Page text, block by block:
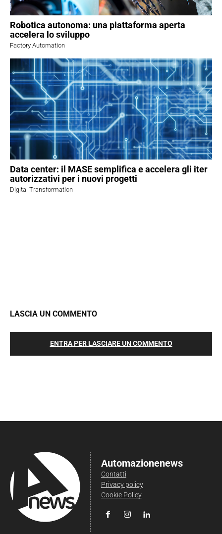
Robotica autonoma: una piattaforma aperta
accelera lo sviluppo
Factory Automation
Data center: il MASE semplifica e accelera gli iter
autorizzativi per i nuovi progetti
Digital Transformation
LASCIA UN COMMENTO
ENTRA PER LASCIARE UN COMMENTO
Automazionenews
Contatti
Privacy policy
Cookie Policy